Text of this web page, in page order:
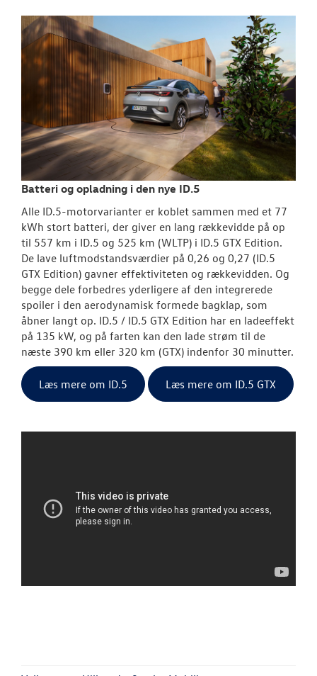
Batteri og opladning i den nye ID.5
Alle ID.5-motorvarianter er koblet sammen med et 77
kWh stort batteri, der giver en lang rækkevidde på op
til 557 km i ID.5 og 525 km (WLTP) i ID.5 GTX Edition.
De lave luftmodstandsværdier på 0,26 og 0,27 (ID.5
GTX Edition) gavner effektiviteten og rækkevidden. Og
begge dele forbedres yderligere af den integrerede
spoiler i den aerodynamisk formede bagklap, som
åbner langt op. ID.5 / ID.5 GTX Edition har en ladeeffekt
på 135 kW, og på farten kan den lade strøm til de
næste 390 km eller 320 km (GTX) indenfor 30 minutter.
Læs mere om ID.5 Læs mere om ID.5 GTX